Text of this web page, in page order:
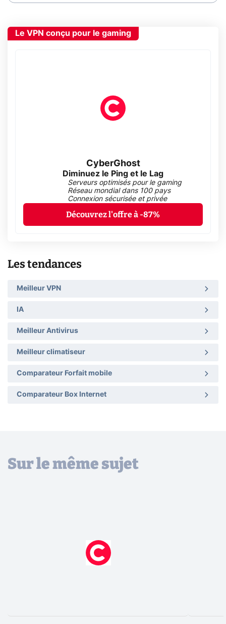
Le VPN conçu pour le gaming
CyberGhost
Diminuez le Ping et le Lag
Serveurs optimisés pour le gaming
Réseau mondial dans 100 pays
Connexion sécurisée et privée
Découvrez l'offre à -87%
Les tendances
Meilleur VPN
IA
Meilleur Antivirus
Meilleur climatiseur
Comparateur Forfait mobile
Comparateur Box Internet
Sur le même sujet